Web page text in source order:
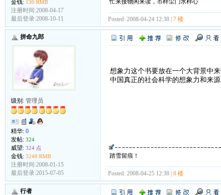
金钱: 130 RMB
注册时间:2008-04-17
最后登录:2008-10-11
Posted: 2008-04-24 12:38 | 7 楼
拼命九郎
级别: 管理员
精华: 0
发帖: 324
威望: 324 点
金钱: 3240 RMB
注册时间:2008-01-15
最后登录:2015-07-05
想象力这个书要放在一个大背景中
中国真正的社会科学的想象力和来
踏雪留痕！
Posted: 2008-04-25 12:38 | 8 楼
行者